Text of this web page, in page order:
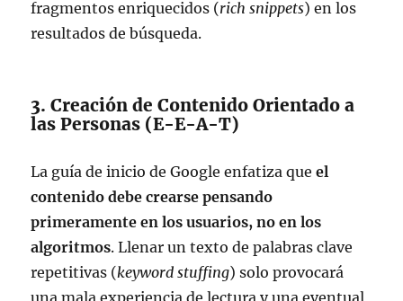
fragmentos enriquecidos (rich snippets) en los
resultados de búsqueda.
3. Creación de Contenido Orientado a
las Personas (E-E-A-T)
La guía de inicio de Google enfatiza queel
contenido debe crearse pensando
primeramente en los usuarios, no en los
algoritmos. Llenar un texto de palabras clave
repetitivas (keyword stuffing) solo provocará
una mala experiencia de lectura y una eventual